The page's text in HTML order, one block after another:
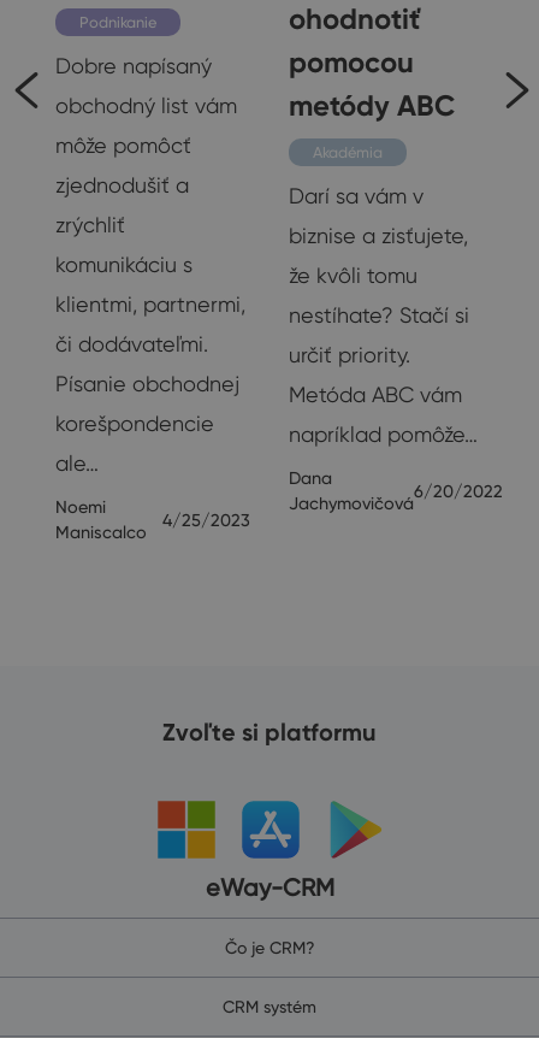
Podnikanie
Dobre napísaný
obchodný list vám
môže pomôcť
zjednodušiť a
zrýchliť
komunikáciu s
klientmi, partnermi,
či dodávateľmi.
Písanie obchodnej
korešpondencie
ale…
Noemi
Maniscalco
4/25/2023
ohodnotiť
pomocou
metódy ABC
Akadémia
Darí sa vám v
biznise a zisťujete,
že kvôli tomu
nestíhate? Stačí si
určiť priority.
Metóda ABC vám
napríklad pomôže…
Dana
Jachymovičová
6/20/2022
Zvoľte si platformu
eWay-CRM
Čo je CRM?
CRM systém